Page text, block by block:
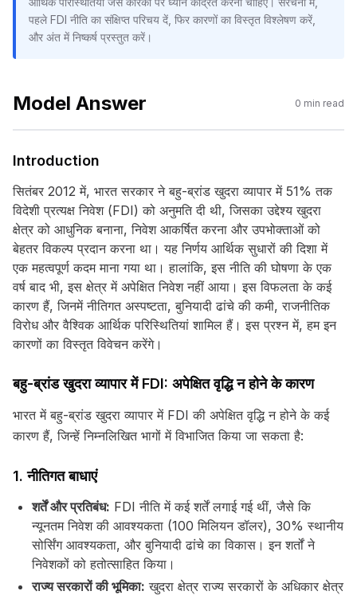
पहले FDI नीति का संक्षिप्त परिचय दें, फिर कारणों का विस्तृत विश्लेषण करें,
और अंत में निष्कर्ष प्रस्तुत करें।
Model Answer 0 min read
Introduction
सितंबर 2012 में, भारत सरकार ने बहु-ब्रांड खुदरा व्यापार में 51% तक
विदेशी प्रत्यक्ष निवेश (FDI) को अनुमति दी थी, जिसका उद्देश्य खुदरा
क्षेत्र को आधुनिक बनाना, निवेश आकर्षित करना और उपभोक्ताओं को
बेहतर विकल्प प्रदान करना था। यह निर्णय आर्थिक सुधारों की दिशा में
एक महत्वपूर्ण कदम माना गया था। हालांकि, इस नीति की घोषणा के एक
वर्ष बाद भी, इस क्षेत्र में अपेक्षित निवेश नहीं आया। इस विफलता के कई
कारण हैं, जिनमें नीतिगत अस्पष्टता, बुनियादी ढांचे की कमी, राजनीतिक
विरोध और वैश्विक आर्थिक परिस्थितियां शामिल हैं। इस प्रश्न में, हम इन
कारणों का विस्तृत विवेचन करेंगे।
बहु-ब्रांड खुदरा व्यापार में FDI: अपेक्षित वृद्धि न होने के कारण
भारत में बहु-ब्रांड खुदरा व्यापार में FDI की अपेक्षित वृद्धि न होने के कई
कारण हैं, जिन्हें निम्नलिखित भागों में विभाजित किया जा सकता है:
1. नीतिगत बाधाएं
शर्तें और प्रतिबंध: FDI नीति में कई शर्तें लगाई गई थीं, जैसे कि
न्यूनतम निवेश की आवश्यकता (100 मिलियन डॉलर), 30% स्थानीय
सोर्सिंग आवश्यकता, और बुनियादी ढांचे का विकास। इन शर्तों ने
निवेशकों को हतोत्साहित किया।
राज्य सरकारों की भूमिका: खुदरा क्षेत्र राज्य सरकारों के अधिकार क्षेत्र